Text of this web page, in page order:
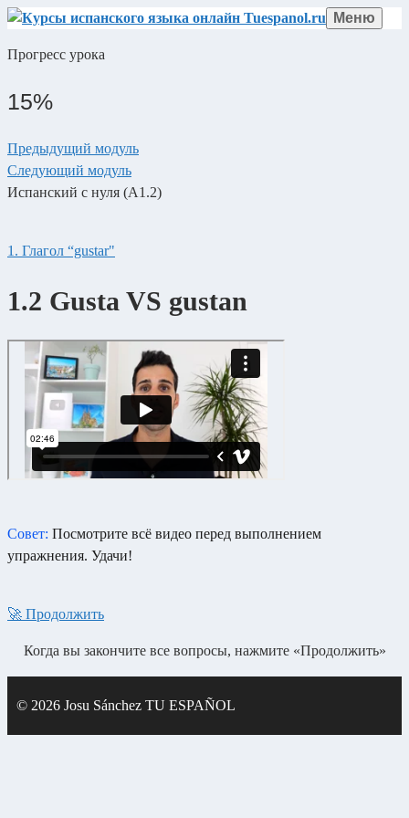
Перейти
содержимому
Меню
Прогресс урока
15%
Предыдущий модуль
Следующий модуль
Испанский с нуля (А1.2)
1. Глагол “gustar"
1.2 Gusta VS gustan
Совет: Посмотрите всё видео перед выполнением
упражнения. Удачи!
🚀 Продолжить
Когда вы закончите все вопросы, нажмите «Продолжить»
© 2026 Josu Sánchez TU ESPAÑOL